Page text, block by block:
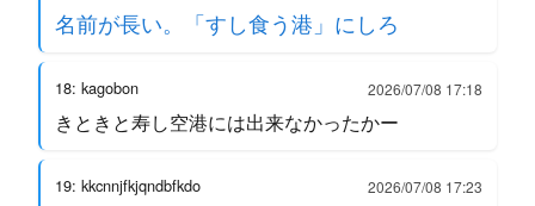
名前が長い。「すし食う港」にしろ
18: kagobon 2026/07/08 17:18
きときと寿し空港には出来なかったかー
19: kkcnnjfkjqndbfkdo 2026/07/08 17:23